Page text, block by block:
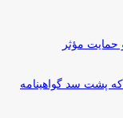
مؤثر
پشت سد گواهینامه